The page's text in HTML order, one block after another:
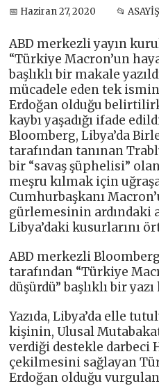
📅 Haziran 27, 2020 📂 ASAYİŞ
ABD merkezli yayın
“Türkiye Macron’un
başlıklı bir makale
mücadele eden tek
Erdoğan olduğu
kaybı yaşadığı ifade
Bloomberg, Libya’da
tarafından tanınan
bir “savaş şüphelisi”
meşru kılmak için
Cumhurbaşkanı
gürlemesinin ardındaki
Libya’daki kusurlarını
ABD merkezli
tarafından “Türkiye
düşürdü” başlıklı bir
Yazıda, Libya’da elle
kişinin, Ulusal
verdiği destekle
çekilmesini sağlayan
Erdoğan olduğu